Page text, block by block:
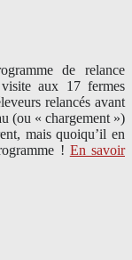
de relance
aux 17 fermes
relancés avant
(ou « chargement »)
mais quoiqu’il en
! En savoir